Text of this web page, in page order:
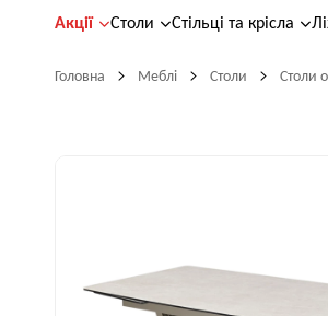
Акції Столи Стільці та крісла
Головна Меблі Столи Столи